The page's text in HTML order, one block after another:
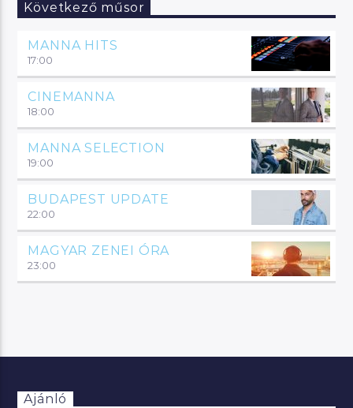
Következő műsor
MANNA HITS
17:00
CINEMANNA
18:00
MANNA SELECTION
19:00
BUDAPEST UPDATE
22:00
MAGYAR ZENEI ÓRA
23:00
Ajánló